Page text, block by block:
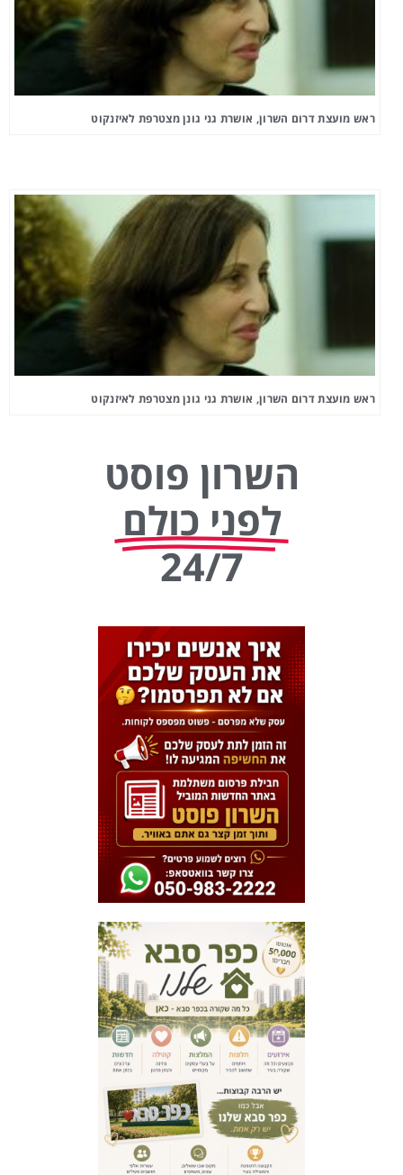
ראש מועצת דרום השרון, אושרת גני גונן מצטרפת לאיזנקוט
ראש מועצת דרום השרון, אושרת גני גונן מצטרפת לאיזנקוט
השרון פוסט
לפני כולם
24/7